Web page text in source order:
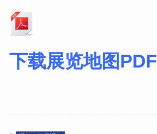
下载展览地图PDF